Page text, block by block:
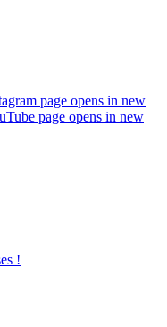
page opens in new
page opens in new
!